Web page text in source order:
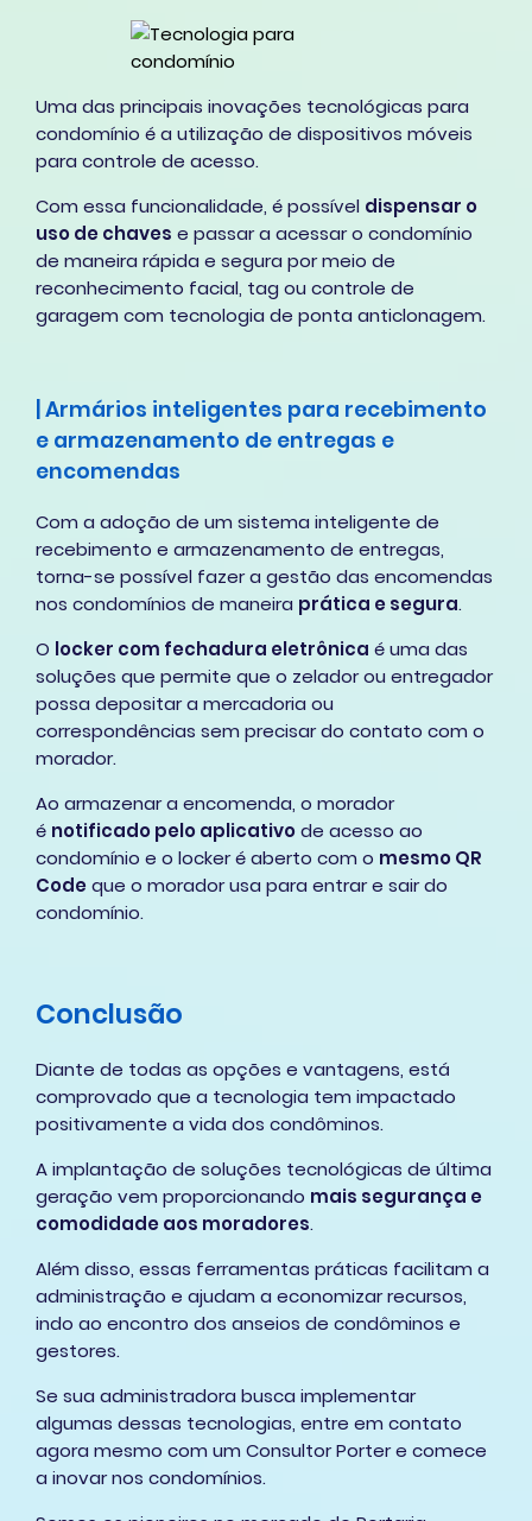
Uma das principais inovações tecnológicas para
condomínio é a utilização de dispositivos móveis
para controle de acesso.
Com essa funcionalidade, é possível dispensar o
uso de chaves e passar a acessar o condomínio
de maneira rápida e segura por meio de
reconhecimento facial, tag ou controle de
garagem com tecnologia de ponta anticlonagem.
| Armários inteligentes para recebimento
e armazenamento de entregas e
encomendas
Com a adoção de um sistema inteligente de
recebimento e armazenamento de entregas,
torna-se possível fazer a gestão das encomendas
nos condomínios de maneira prática e segura.
O locker com fechadura eletrônica é uma das
soluções que permite que o zelador ou entregador
possa depositar a mercadoria ou
correspondências sem precisar do contato com o
morador.
Ao armazenar a encomenda, o morador
é notificado pelo aplicativode acesso ao
condomínio e o locker é aberto com o mesmo QR
Codeque o morador usa para entrar e sair do
condomínio.
Conclusão
Diante de todas as opções e vantagens, está
comprovado que a tecnologia tem impactado
positivamente a vida dos condôminos.
A implantação de soluções tecnológicas de última
geração vem proporcionando mais segurança e
comodidade aos moradores.
Além disso, essas ferramentas práticas facilitam a
administração e ajudam a economizar recursos,
indo ao encontro dos anseios de condôminos e
gestores.
Se sua administradora busca implementar
algumas dessas tecnologias, entre em contato
agora mesmo com um Consultor Porter e comece
a inovar nos condomínios.